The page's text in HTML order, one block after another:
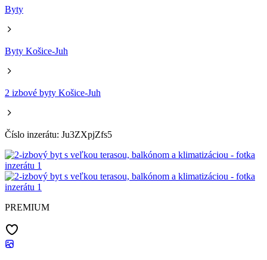
Byty
Byty Košice-Juh
2 izbové byty Košice-Juh
Číslo inzerátu: Ju3ZXpjZfs5
PREMIUM